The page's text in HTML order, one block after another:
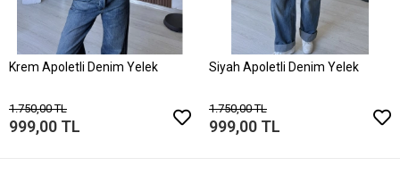
Krem Apoletli Denim Yelek
1.750,00 TL
999,00 TL
Siyah Apoletli Denim Yelek
1.750,00 TL
999,00 TL